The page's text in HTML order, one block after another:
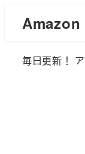
Amazon
毎日更新！